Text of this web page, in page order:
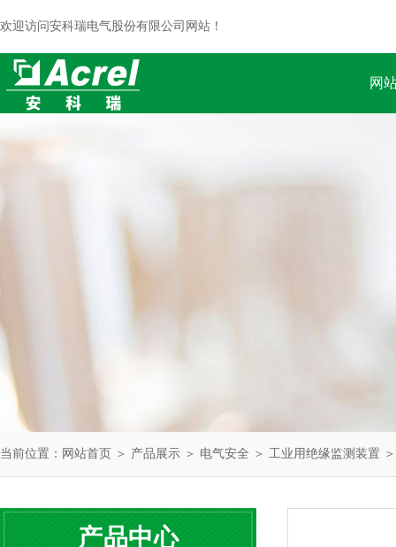
欢迎访问安科瑞电气股份有限公司网站！
网
当前位置： 网站首页 ＞ 产品展示 ＞ 电气安全 ＞ 工业用绝缘监测装置
产品中心